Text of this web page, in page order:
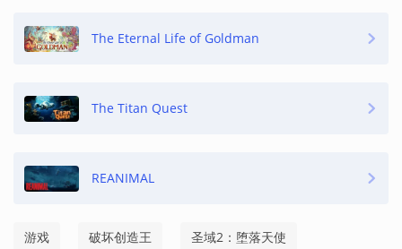
The Eternal Life of Goldman
The Titan Quest
REANIMAL
游戏 破坏创造王 圣域2：堕落天使